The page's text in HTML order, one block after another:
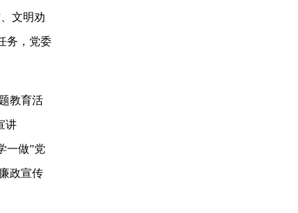
文明劝
务，党委
教育活
讲
一做”党
政宣传